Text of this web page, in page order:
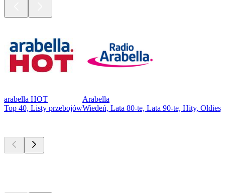
arabella HOT
Top 40, Listy przebojów
Arabella
Wiedeń, Lata 80-te, Lata 90-te, Hity, Oldies,